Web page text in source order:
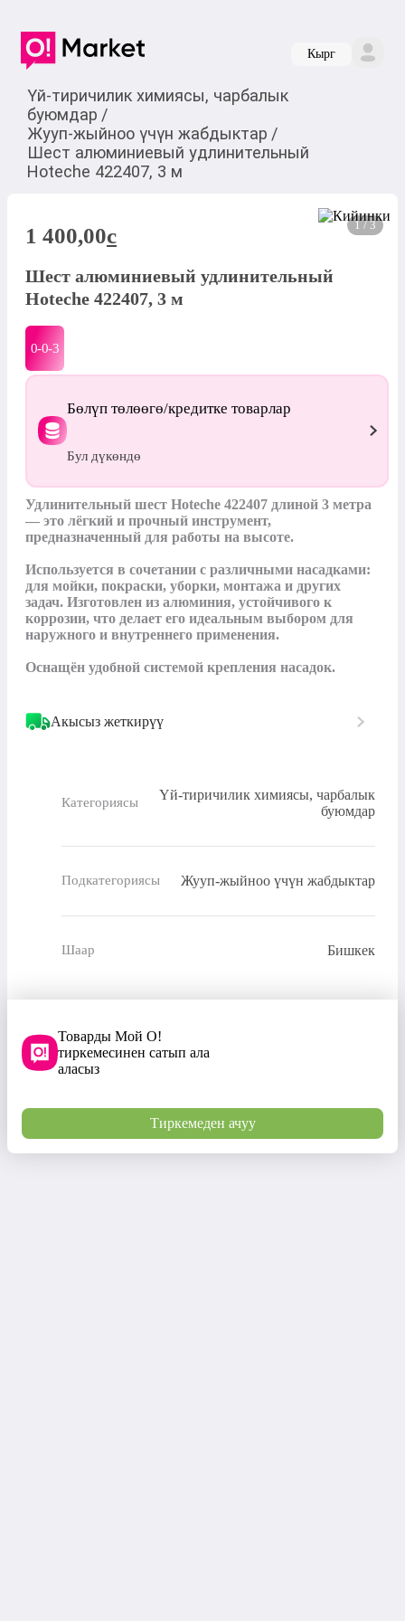
Кырг
Үй-тиричилик химиясы, чарбалык
буюмдар /
Жууп-жыйноо үчүн жабдыктар /
Шест алюминиевый удлинительный
Hoteche 422407, 3 м
1 / 3
1 400,00c
Шест алюминиевый удлинительный
Hoteche 422407, 3 м
0-0-3
Бөлүп төлөөгө/кредитке товарлар
Бул дүкөндө
Удлинительный шест Hoteche 422407 длиной 3 метра
— это лёгкий и прочный инструмент,
предназначенный для работы на высоте.
Используется в сочетании с различными насадками:
для мойки, покраски, уборки, монтажа и других
задач. Изготовлен из алюминия, устойчивого к
коррозии, что делает его идеальным выбором для
наружного и внутреннего применения.
Оснащён удобной системой крепления насадок.
Акысыз жеткирүү
Категориясы
Үй-тиричилик химиясы, чарбалык
буюмдар
Подкатегориясы Жууп-жыйноо үчүн жабдыктар
Шаар Бишкек
Товарды Мой О!
тиркемесинен сатып ала
аласыз
Тиркемеден ачуу